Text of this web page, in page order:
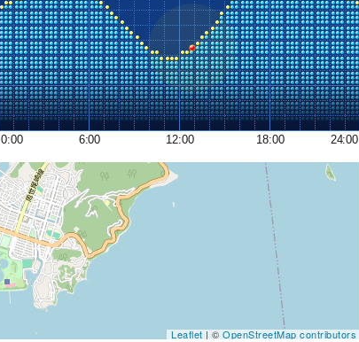
0:00
6:00 12:00 18:00 24:00
Leaflet| ©OpenStreetMap contributors